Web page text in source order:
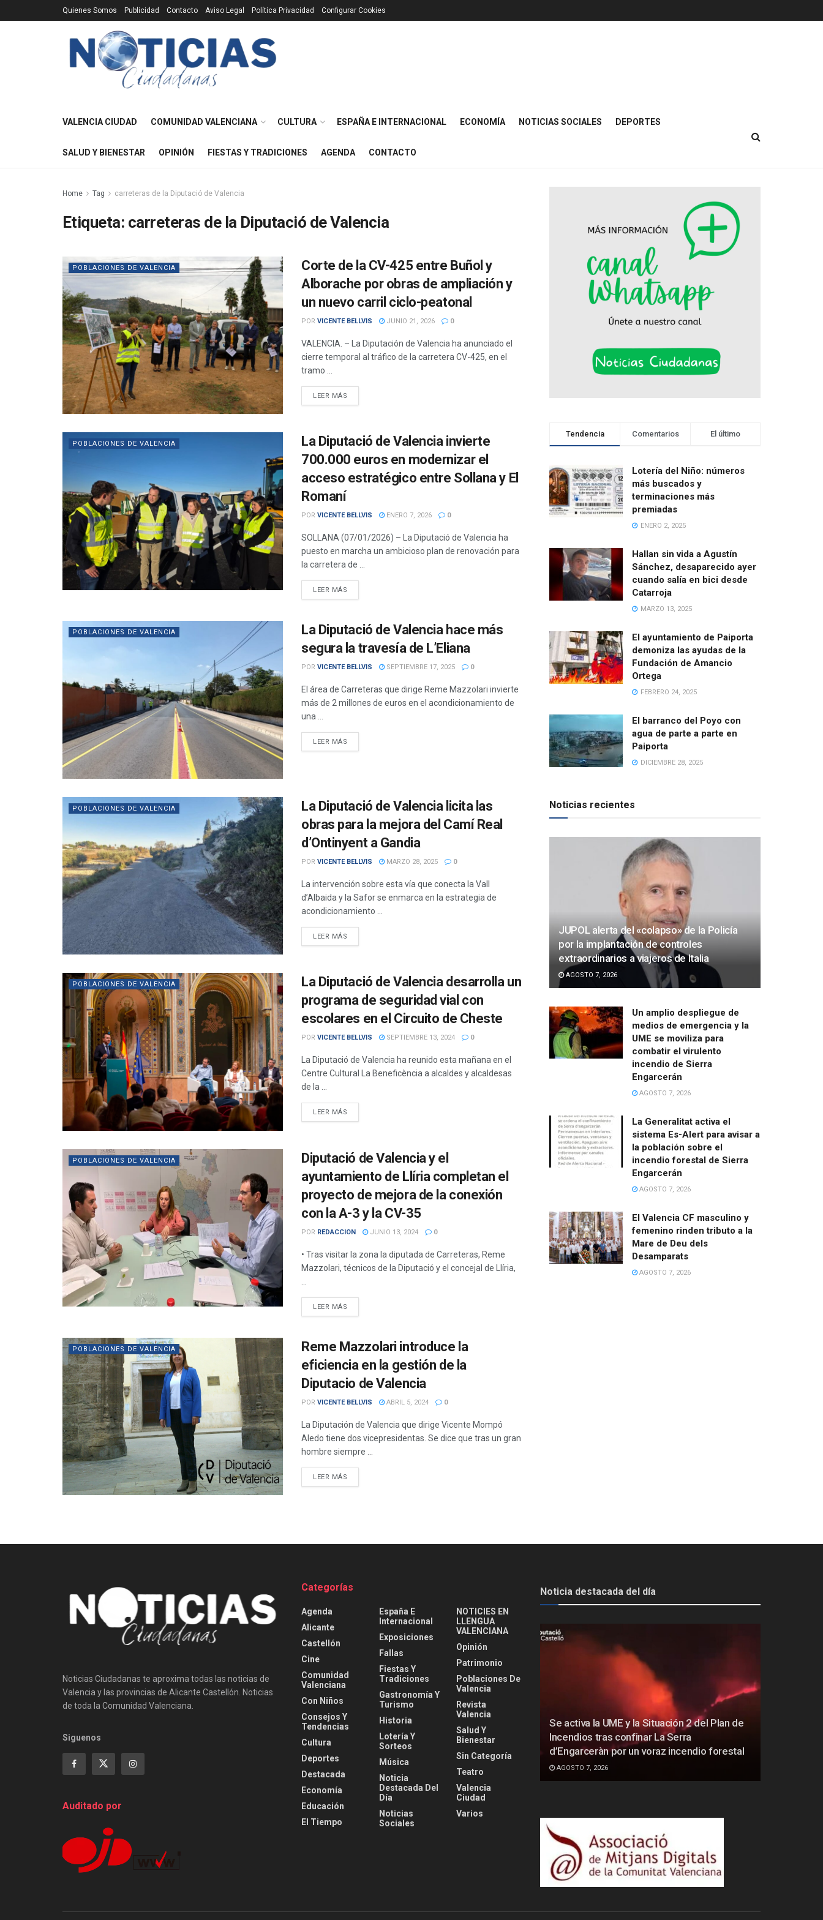
Quienes Somos Publicidad Contacto Aviso Legal Política Privacidad Configurar Cookies
VALENCIA CIUDAD COMUNIDAD VALENCIANA CULTURA ESPAÑA E INTERNACIONAL ECONOMÍA NOTICIAS SOCIALES DEPORTES
SALUD Y BIENESTAR OPINIÓN FIESTAS Y TRADICIONES AGENDA CONTACTO
Home Tag carreteras de la Diputació de Valencia
Etiqueta: carreteras de la Diputació de Valencia
POBLACIONES DE VALENCIA
Corte de la CV-425 entre Buñol y
Alborache por obras de ampliación y
un nuevo carril ciclo-peatonal
POR VICENTE BELLVIS JUNIO 21, 2026 0
VALENCIA. – La Diputación de Valencia ha anunciado el
cierre temporal al tráfico de la carretera CV-425, en el
tramo ...
LEER MÁS
POBLACIONES DE VALENCIA
La Diputació de Valencia invierte
700.000 euros en modernizar el
acceso estratégico entre Sollana y El
Romaní
POR VICENTE BELLVIS ENERO 7, 2026 0
SOLLANA (07/01/2026) – La Diputació de Valencia ha
puesto en marcha un ambicioso plan de renovación para
la carretera de ...
LEER MÁS
POBLACIONES DE VALENCIA
La Diputació de Valencia hace más
segura la travesía de L’Eliana
POR VICENTE BELLVIS SEPTIEMBRE 17, 2025 0
El área de Carreteras que dirige Reme Mazzolari invierte
más de 2 millones de euros en el acondicionamiento de
una ...
LEER MÁS
POBLACIONES DE VALENCIA
La Diputació de Valencia licita las
obras para la mejora del Camí Real
d’Ontinyent a Gandia
POR VICENTE BELLVIS MARZO 28, 2025 0
La intervención sobre esta vía que conecta la Vall
d’Albaida y la Safor se enmarca en la estrategia de
acondicionamiento ...
LEER MÁS
POBLACIONES DE VALENCIA
La Diputació de Valencia desarrolla un
programa de seguridad vial con
escolares en el Circuito de Cheste
POR VICENTE BELLVIS SEPTIEMBRE 13, 2024 0
La Diputació de Valencia ha reunido esta mañana en el
Centre Cultural La Beneficència a alcaldes y alcaldesas
de la ...
LEER MÁS
POBLACIONES DE VALENCIA
Diputació de Valencia y el
ayuntamiento de Llíria completan el
proyecto de mejora de la conexión
con la A-3 y la CV-35
POR REDACCION JUNIO 13, 2024 0
• Tras visitar la zona la diputada de Carreteras, Reme
Mazzolari, técnicos de la Diputació y el concejal de Llíria,
LEER MÁS
POBLACIONES DE VALENCIA
Reme Mazzolari introduce la
eficiencia en la gestión de la
Diputacio de Valencia
POR VICENTE BELLVIS ABRIL 5, 2024 0
La Diputación de Valencia que dirige Vicente Mompó
Aledo tiene dos vicepresidentas. Se dice que tras un gran
hombre siempre ...
LEER MÁS
Tendencia Comentarios El último
Lotería del Niño: números
más buscados y
terminaciones más
premiadas
ENERO 2, 2025
Hallan sin vida a Agustín
Sánchez, desaparecido ayer
cuando salía en bici desde
Catarroja
MARZO 13, 2025
El ayuntamiento de Paiporta
demoniza las ayudas de la
Fundación de Amancio
Ortega
FEBRERO 24, 2025
El barranco del Poyo con
agua de parte a parte en
Paiporta
DICIEMBRE 28, 2025
Noticias recientes
JUPOL alerta del «colapso» de la Policía
por la implantación de controles
extraordinarios a viajeros de Italia
AGOSTO 7, 2026
Un amplio despliegue de
medios de emergencia y la
UME se moviliza para
combatir el virulento
incendio de Sierra
Engarcerán
AGOSTO 7, 2026
La Generalitat activa el
sistema Es-Alert para avisar a
la población sobre el
incendio forestal de Sierra
Engarcerán
AGOSTO 7, 2026
El Valencia CF masculino y
femenino rinden tributo a la
Mare de Deu dels
Desamparats
AGOSTO 7, 2026
Noticias Ciudadanas te aproxima todas las noticias de
Valencia y las provincias de Alicante Castellón. Noticias
de toda la Comunidad Valenciana.
Siguenos
Auditado por
Categorías
Agenda
Alicante
Castellón
Cine
Comunidad
Valenciana
Con Niños
Consejos Y
Tendencias
Cultura
Deportes
Destacada
Economía
Educación
El Tiempo
España E
Internacional
Exposiciones
Fallas
Fiestas Y
Tradiciones
Gastronomía Y
Turismo
Historia
Lotería Y
Sorteos
Música
Noticia
Destacada Del
Día
Noticias
Sociales
NOTICIES EN
LLENGUA
VALENCIANA
Opinión
Patrimonio
Poblaciones De
Valencia
Revista
Valencia
Salud Y
Bienestar
Sin Categoría
Teatro
Valencia
Ciudad
Varios
Noticia destacada del día
Se activa la UME y la Situación 2 del Plan de
Incendios tras confinar La Serra
d’Engarceràn por un voraz incendio forestal
AGOSTO 7, 2026